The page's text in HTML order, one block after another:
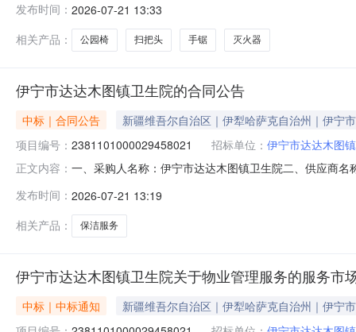
防/ZHONGMINGFIRECONTROLMFZ/ABC4A型具
发布时间： 2026-07-21 13:33
相关产品：
公园椅 扫把头 手锯 灭火器
伊宁市达达木图镇卫生院的合同公告
中标｜合同公告
新疆维吾尔自治区｜伊犁哈萨克自治州｜伊宁市
项目编号： 2381101000029458021 招标单位： 伊宁市达达木图
正文内容： 一、采购人名称：伊宁市达达木图镇卫生院二、供应商
标的基本概况：七、其它事项：详见附件中的合同文件
发布时间： 2026-07-21 13:19
相关产品：
保洁服务
伊宁市达达木图镇卫生院关于物业管理服务的服务市
中标｜中标通知
新疆维吾尔自治区｜伊犁哈萨克自治州｜伊宁市